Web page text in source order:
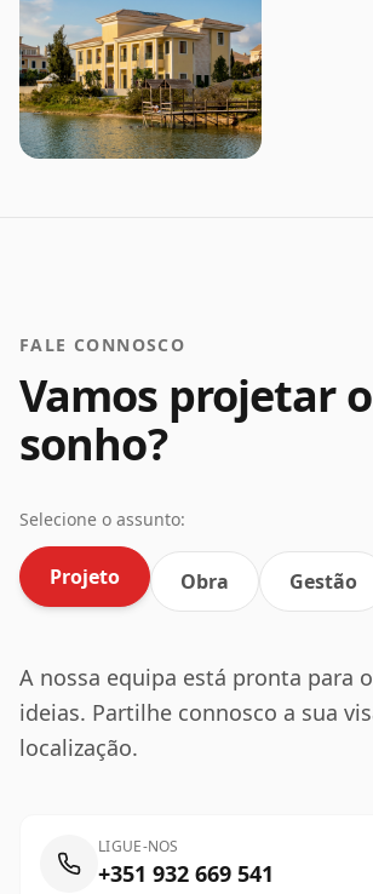
FALE CONNOSCO
Vamos projetar
sonho?
Selecione o assunto:
Projeto Obra Gestão
A nossa equipa está pronta para
ideias. Partilhe connosco a sua
localização.
LIGUE-NOS
+351 932 669 541